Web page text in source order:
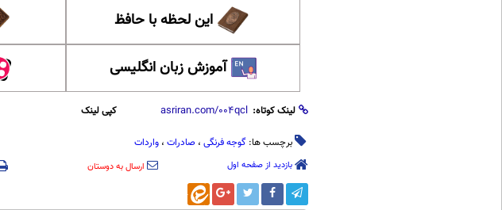
این لحظه با حافظ
آموزش زبان انگلیسی
لینک کوتاه: کپی لینک
برچسب ها: گوجه فرنگی ، صادرات ، واردات
بازدید از صفحه اول ارسال به دوستان